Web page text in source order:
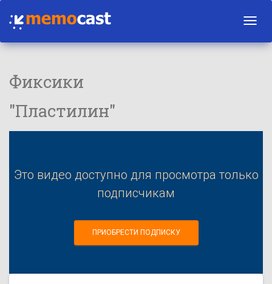
Фиксики
"Пластилин"
Это видео доступно для просмотра только
подписчикам
ПРИОБРЕСТИ ПОДПИСКУ